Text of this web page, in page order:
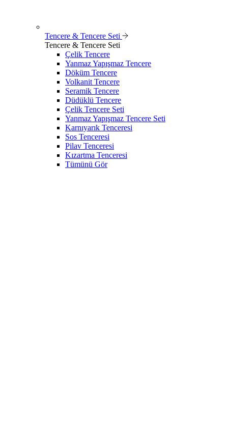
Tencere & Tencere Seti
Tencere & Tencere Seti
Çelik Tencere
Yanmaz Yapışmaz Tencere
Döküm Tencere
Volkanit Tencere
Seramik Tencere
Düdüklü Tencere
Çelik Tencere Seti
Yanmaz Yapışmaz Tencere Seti
Karnıyarık Tenceresi
Sos Tenceresi
Pilav Tenceresi
Kızartma Tenceresi
Tümünü Gör